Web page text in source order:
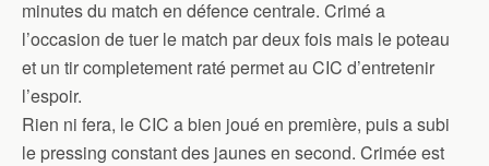
minutes du match en défence centrale. Crimé a
l’occasion de tuer le match par deux fois mais le poteau
et un tir completement raté permet au CIC d’entretenir
l’espoir.
Rien ni fera, le CIC a bien joué en première, puis a subi
le pressing constant des jaunes en second. Crimée est